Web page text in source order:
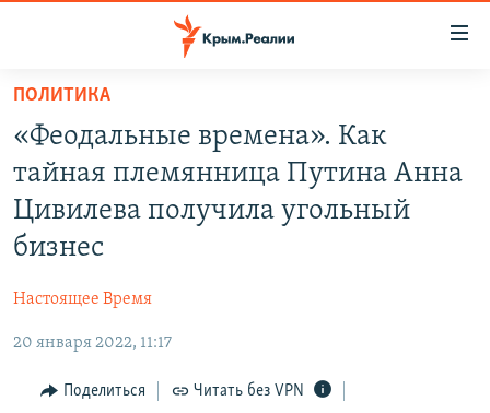
Вернуться
основному
содержанию
Вернутся
главной
Вернутся
СПЕЦПРОЕКТЫ
ВОДА
ИСТОРИЯ
ИНТЕРАКТИВ
ИНФОГРАФИКА
ТЕЛЕПРОЕКТ КРЫМ.РЕАЛИИ
РАДІО СВОБОДА
КАК ОБОЙТИ БЛОКИРОВКУ
ПОЛИТИКА
«Феодальные времена». Как
тайная племянница Путина Анна
Цивилева получила угольный
бизнес
Настоящее Время
20 января 2022, 11:17
Поделиться Читать без VPN